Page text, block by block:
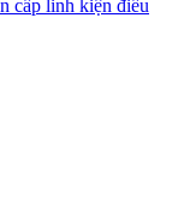
cấp linh kiện điều